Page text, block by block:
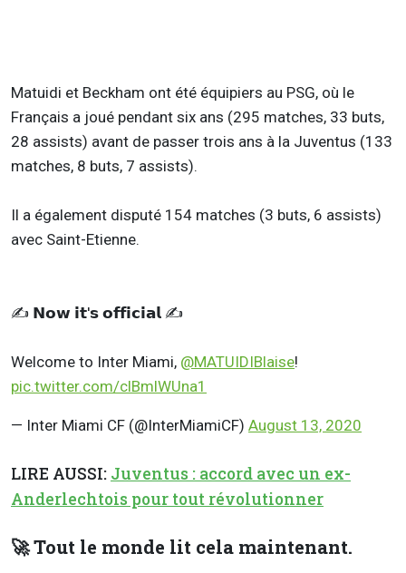
Matuidi et Beckham ont été équipiers au PSG, où le
Français a joué pendant six ans (295 matches, 33 buts,
28 assists) avant de passer trois ans à la Juventus (133
matches, 8 buts, 7 assists).
Il a également disputé 154 matches (3 buts, 6 assists)
avec Saint-Etienne.
✍️ 𝗡𝗼𝘄 𝗶𝘁'𝘀 𝗼𝗳𝗳𝗶𝗰𝗶𝗮𝗹 ✍️
Welcome to Inter Miami, @MATUIDIBlaise!
pic.twitter.com/clBmlWUna1
— Inter Miami CF (@InterMiamiCF) August 13, 2020
LIRE AUSSI: Juventus : accord avec un ex-
Anderlechtois pour tout révolutionner
🚀 Tout le monde lit cela maintenant.